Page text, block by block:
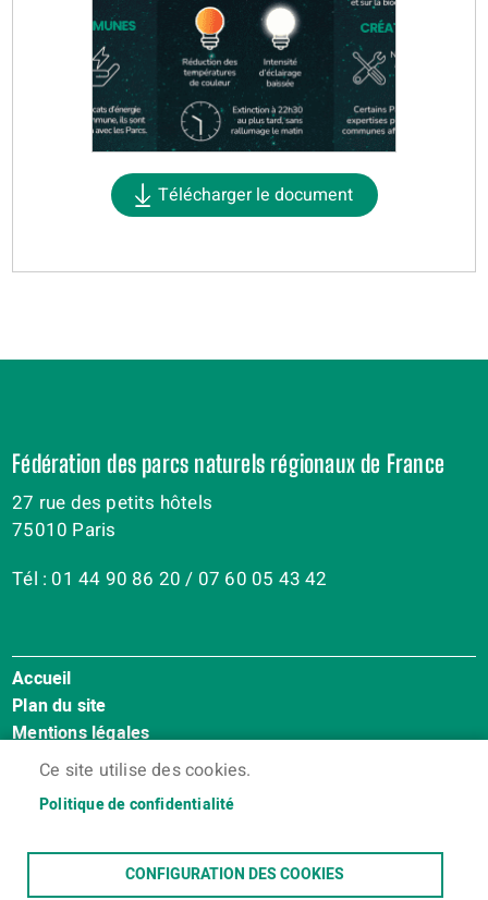
Télécharger le document
Ce site utilise des cookies.
Politique de confidentialité
CONFIGURATION DES COOKIES
Fédération des parcs naturels régionaux de France
27 rue des petits hôtels
75010 Paris
Tél : 01 44 90 86 20 / 07 60 05 43 42
Menu
Pied
de
page
Accueil
Plan du site
Mentions légales
Accessibilité : Non conforme
Contact